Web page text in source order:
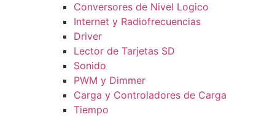
Conversores de Nivel Logico
Internet y Radiofrecuencias
Driver
Lector de Tarjetas SD
Sonido
PWM y Dimmer
Carga y Controladores de Carga
Tiempo